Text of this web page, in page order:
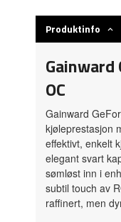
Produktinfo
Gainward
OC
Gainward
kjøleprestasjon
effektivt, enkelt
elegant svart
sømløst inn i
subtil touch av
raffinert, men